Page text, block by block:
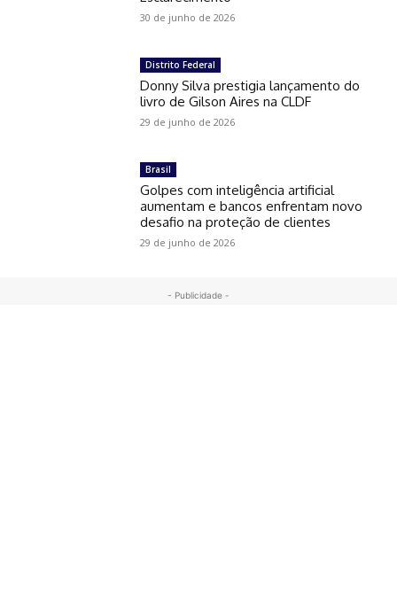
30 de junho de 2026
Distrito Federal
Donny Silva prestigia lançamento do
livro de Gilson Aires na CLDF
29 de junho de 2026
Brasil
Golpes com inteligência artificial
aumentam e bancos enfrentam novo
desafio na proteção de clientes
29 de junho de 2026
- Publicidade -